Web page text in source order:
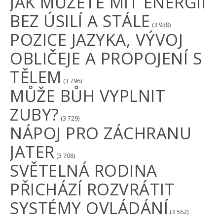
BEZ ÚSILÍ A STÁLE (3 938)
POZICE JAZYKA, VÝVOJ
OBLIČEJE A PROPOJENÍ S
TĚLEM (3 796)
MŮŽE BŮH VYPLNIT
ZUBY? (3 729)
NÁPOJ PRO ZÁCHRANU
JATER (3 708)
SVĚTELNÁ RODINA
PŘICHÁZÍ ROZVRÁTIT
SYSTÉMY OVLÁDÁNÍ (3 562)